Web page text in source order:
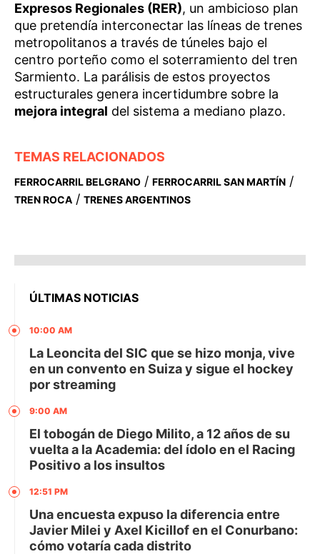
Expresos Regionales (RER), un ambicioso plan
que pretendía interconectar las líneas de trenes
metropolitanos a través de túneles bajo el
centro porteño como el soterramiento del tren
Sarmiento. La parálisis de estos proyectos
estructurales genera incertidumbre sobre la
mejora integral del sistema a mediano plazo.
TEMAS RELACIONADOS
FERROCARRIL BELGRANO / FERROCARRIL SAN MARTÍN /
TREN ROCA / TRENES ARGENTINOS
ÚLTIMAS NOTICIAS
10:00 AM
La Leoncita del SIC que se hizo monja, vive
en un convento en Suiza y sigue el hockey
por streaming
9:00 AM
El tobogán de Diego Milito, a 12 años de su
vuelta a la Academia: del ídolo en el Racing
Positivo a los insultos
12:51 PM
Una encuesta expuso la diferencia entre
Javier Milei y Axel Kicillof en el Conurbano:
cómo votaría cada distrito